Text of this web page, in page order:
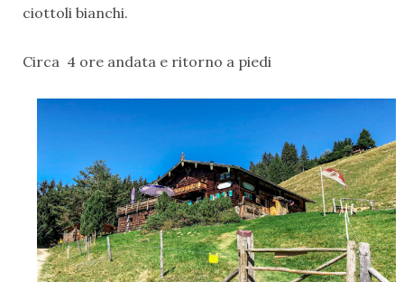
ciottoli bianchi.
Circa 4 ore andata e ritorno a piedi